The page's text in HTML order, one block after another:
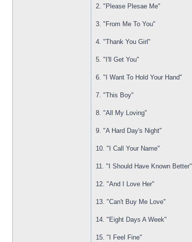
2. "Please Plesae Me"
3. "From Me To You"
4. "Thank You Girl"
5. "I'll Get You"
6. "I Want To Hold Your Hand"
7. "This Boy"
8. "All My Loving"
9. "A Hard Day's Night"
10. "I Call Your Name"
11. "I Should Have Known Better"
12. "And I Love Her"
13. "Can't Buy Me Love"
14. "Eight Days A Week"
15. "I Feel Fine"